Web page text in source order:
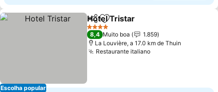
Escolha popular
PartilharAdicionar aos favoritos
Hotel Tristar
4 Estrelas
8,4 Muito boa
1.859
La Louvière, a 17.0 km de Thuin
Restaurante italiano